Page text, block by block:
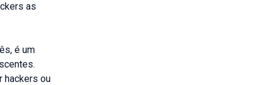
as
é um
hackers ou